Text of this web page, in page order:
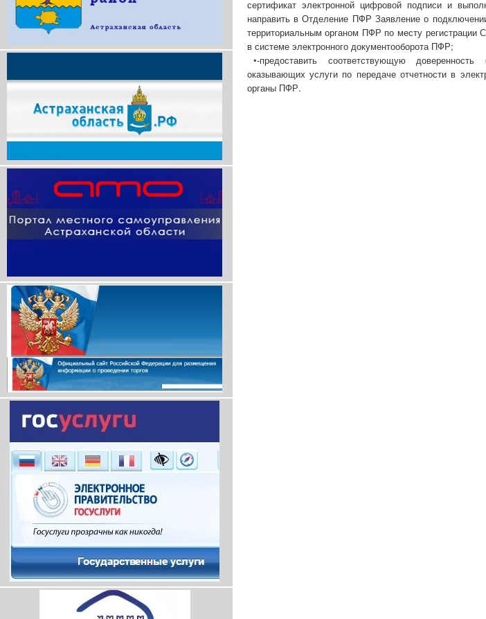
сертификат электронной цифровой подписи и
направить в Отделение ПФР Заявление о
территориальным органом ПФР по месту регистрации
в системе электронного документооборота ПФР;
•-предоставить соответствующую
оказывающих услуги по передаче отчетности в
органы ПФР.